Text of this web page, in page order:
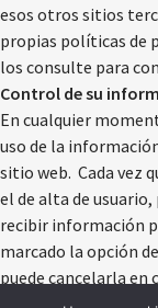
esos otros sitios
propias políticas de
los consulte para
Control de su
En cualquier
uso de la
sitio web. Cada vez
el de alta de
recibir información
marcado la opción
puede cancelarla
Esta compañía no